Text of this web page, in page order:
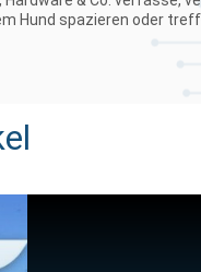
Hund spazieren oder